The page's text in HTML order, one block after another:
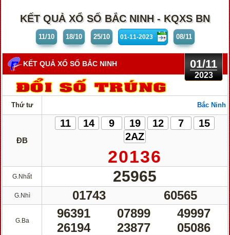
KẾT QUẢ XỔ SỐ BẮC NINH - KQXS BN
11/10 18/10 25/10 08/11
01/11
2023
KẾT QUẢ XỔ SỐ BẮC NINH
Thứ tư Bắc Ninh
ĐB
11 14 9 19 12 7
15
2AZ
20136
G.Nhất 25965
G.Nhì 01743 60565
G.Ba
96391 07899
49997
26194
23877 05086